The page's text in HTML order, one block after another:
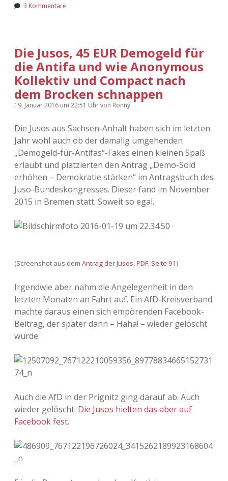
3 Kommentare
Die Jusos, 45 EUR Demogeld für
die Antifa und wie Anonymous
Kollektiv und Compact nach
dem Brocken schnappen
19. Januar 2016 um 22:51 Uhrvon Ronny
Die Jusos aus Sachsen-Anhalt haben sich im letzten
Jahr wohl auch ob der damalig umgehenden
„Demogeld-für-Antifas“-Fakes einen kleinen Spaß
erlaubt und platzierten den Antrag „Demo-Sold
erhöhen – Demokratie stärken“ im Antragsbuch des
Juso-Bundeskongresses. Dieser fand im November
2015 in Bremen statt. Soweit so egal.
(Screenshot aus dem Antrag der Jusos, PDF, Seite 91)
Irgendwie aber nahm die Angelegenheit in den
letzten Monaten an Fahrt auf. Ein AfD-Kreisverband
machte daraus einen sich empörenden Facebook-
Beitrag, der später dann – Haha! – wieder gelöscht
wurde.
Auch die AfD in der Prignitz ging darauf ab. Auch
wieder gelöscht. Die Jusos hielten das aber auf
Facebook fest.